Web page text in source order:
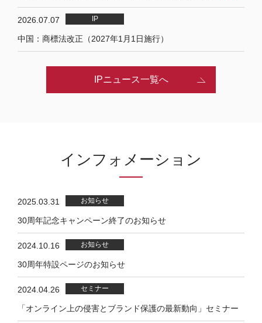
2026.07.07
中国：商標法改正（2027年1月1日施行）
IPニュース一覧へ
インフォメーション
2025.03.31
30周年記念キャンペーン終了のお知らせ
2024.10.16
30周年特設ページのお知らせ
2024.04.26
「オンライン上の侵害とブランド保護の最新動向」セミナー